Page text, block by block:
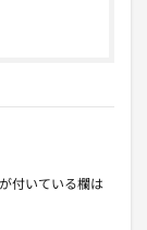
が付いている欄は